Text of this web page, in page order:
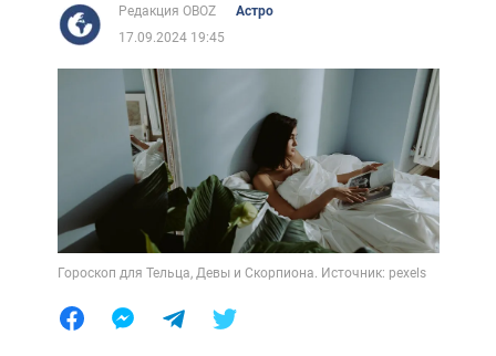
Редакция OBOZ
Астро
17.09.2024 19:45
Гороскоп для Тельца, Девы и Скорпиона. Источник: pexels